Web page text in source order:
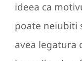
ideea ca
poate neiubiti
avea legatura